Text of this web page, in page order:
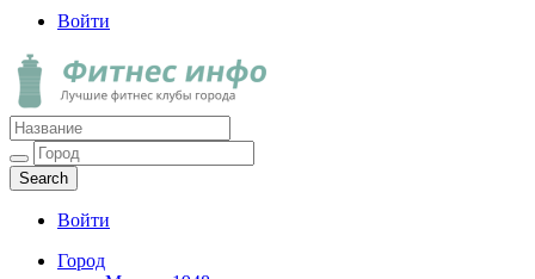
Войти
Фитнес инфо
Лучшие фитнес клубы города
Войти
Город